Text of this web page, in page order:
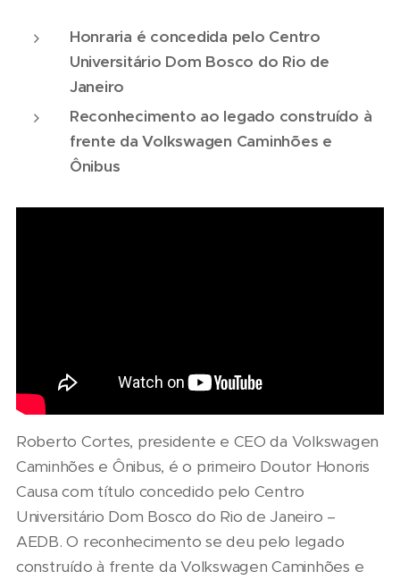
Honraria é concedida pelo Centro
Universitário Dom Bosco do Rio de
Janeiro
Reconhecimento ao legado construído à
frente da Volkswagen Caminhões e
Ônibus
Roberto Cortes, presidente e CEO da Volkswagen
Caminhões e Ônibus, é o primeiro Doutor Honoris
Causa com título concedido pelo Centro
Universitário Dom Bosco do Rio de Janeiro –
AEDB. O reconhecimento se deu pelo legado
construído à frente da Volkswagen Caminhões e